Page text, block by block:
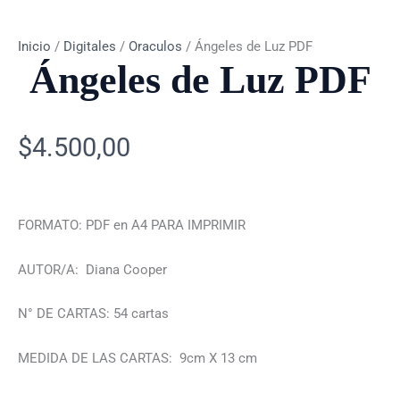
Inicio / Digitales / Oraculos / Ángeles de Luz PDF
Ángeles de Luz PDF
$4.500,00
FORMATO: PDF en A4 PARA IMPRIMIR
AUTOR/A: Diana Cooper
N° DE CARTAS: 54 cartas
MEDIDA DE LAS CARTAS: 9cm X 13 cm